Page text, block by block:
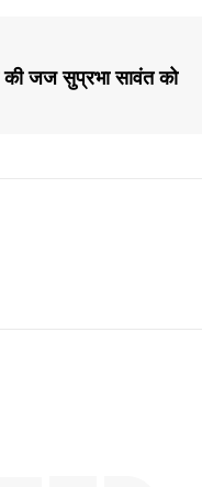
जज सुप्रभा सावंत को